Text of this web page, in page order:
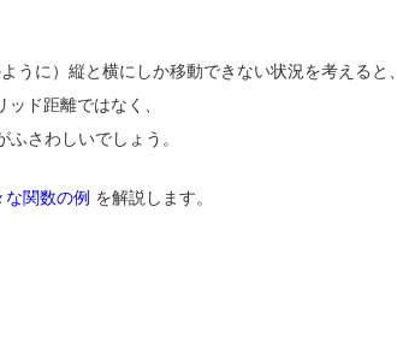
うに）縦と横にしか移動できない状況を考えると、
ド距離ではなく、
ふさわしいでしょう。
関数の例 を解説します。